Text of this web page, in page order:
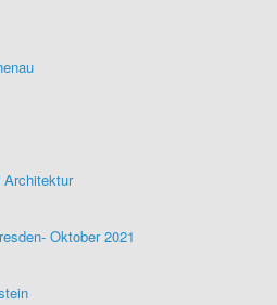
Architektur
Oktober 2021